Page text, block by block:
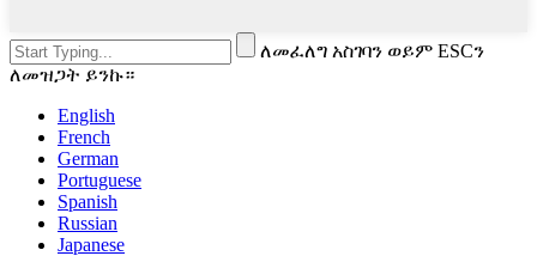
ለመፈለግ አስገባን ወይም ESCን
ለመዝጋት ይንኩ።
English
French
German
Portuguese
Spanish
Russian
Japanese